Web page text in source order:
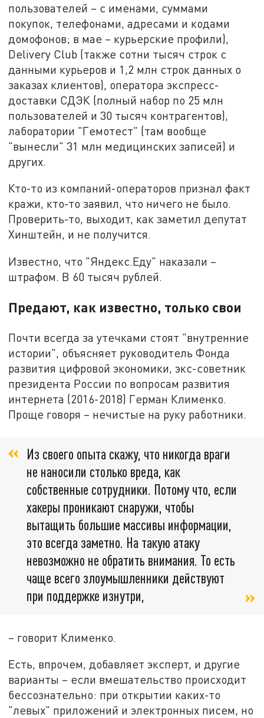
пользователей – с именами, суммами
покупок, телефонами, адресами и кодами
домофонов; в мае – курьерские профили),
Delivery Club (также сотни тысяч строк с
данными курьеров и 1,2 млн строк данных о
заказах клиентов), оператора экспресс-
доставки СДЭК (полный набор по 25 млн
пользователей и 30 тысяч контрагентов),
лаборатории "Гемотест" (там вообще
"вынесли" 31 млн медицинских записей) и
других.
Кто-то из компаний-операторов признал факт
кражи, кто-то заявил, что ничего не было.
Проверить-то, выходит, как заметил депутат
Хинштейн, и не получится.
Известно, что "Яндекс.Еду" наказали –
штрафом. В 60 тысяч рублей.
Предают, как известно, только свои
Почти всегда за утечками стоят "внутренние
истории", объясняет руководитель Фонда
развития цифровой экономики, экс-советник
президента России по вопросам развития
интернета (2016-2018) Герман Клименко.
Проще говоря – нечистые на руку работники.
Из своего опыта скажу, что никогда враги
не наносили столько вреда, как
собственные сотрудники. Потому что, если
хакеры проникают снаружи, чтобы
вытащить большие массивы информации,
это всегда заметно. На такую атаку
невозможно не обратить внимания. То есть
чаще всего злоумышленники действуют
при поддержке изнутри,
– говорит Клименко.
Есть, впрочем, добавляет эксперт, и другие
варианты – если вмешательство происходит
бессознательно: при открытии каких-то
"левых" приложений и электронных писем, но